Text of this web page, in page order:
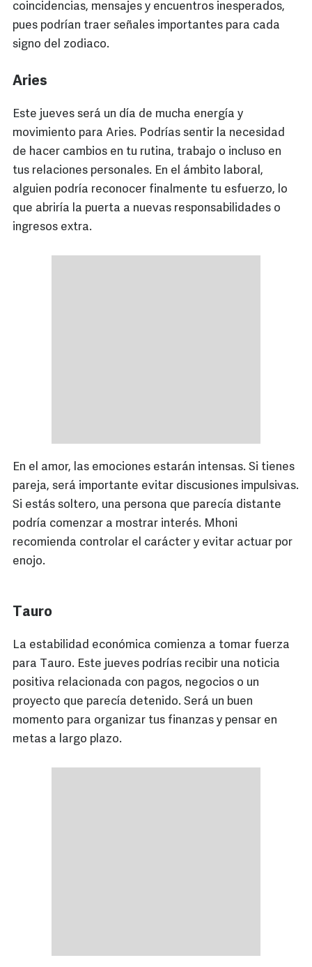
coincidencias, mensajes y encuentros inesperados,
pues podrían traer señales importantes para cada
signo del zodiaco.
Aries
Este jueves será un día de mucha energía y
movimiento para Aries. Podrías sentir la necesidad
de hacer cambios en tu rutina, trabajo o incluso en
tus relaciones personales. En el ámbito laboral,
alguien podría reconocer finalmente tu esfuerzo, lo
que abriría la puerta a nuevas responsabilidades o
ingresos extra.
En el amor, las emociones estarán intensas. Si tienes
pareja, será importante evitar discusiones impulsivas.
Si estás soltero, una persona que parecía distante
podría comenzar a mostrar interés. Mhoni
recomienda controlar el carácter y evitar actuar por
enojo.
Tauro
La estabilidad económica comienza a tomar fuerza
para Tauro. Este jueves podrías recibir una noticia
positiva relacionada con pagos, negocios o un
proyecto que parecía detenido. Será un buen
momento para organizar tus finanzas y pensar en
metas a largo plazo.